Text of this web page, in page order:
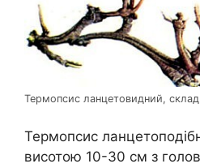
Термопсис ланцетовидний,
Термопсис
висотою 10-30 см з